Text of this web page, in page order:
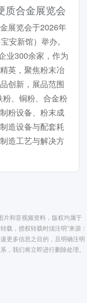
质合金展览会
展览会于2026年
安新馆）举办。
业300余家，作为
英，聚焦粉末冶
创新，展品范围
、铜粉、合金粉
粉设备、粉末成
造设备与配套耗
造工艺与解决方
片和音视频资料，版权均属于
载，授权转载时须注明”来源：
更多信息之目的，且明确注明
，我们将立即进行删除处理。